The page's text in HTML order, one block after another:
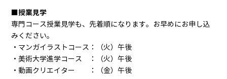
■授業見学
専門コース授業見学も、先着順になります。お早めにお申し込
みください。
・マンガイラストコース：（火）午後
・美術大学進学コース ：（火）午後
・動画クリエイター ：（金）午後